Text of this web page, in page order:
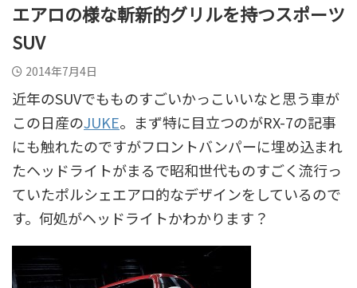
エアロの様な斬新的グリルを持つスポーツ
SUV
2014年7月4日
近年のSUVでもものすごいかっこいいなと思う車が
この日産のJUKE。まず特に目立つのがRX-7の記事
にも触れたのですがフロントバンパーに埋め込まれ
たヘッドライトがまるで昭和世代ものすごく流行っ
ていたポルシェエアロ的なデザインをしているので
す。何処がヘッドライトかわかります？